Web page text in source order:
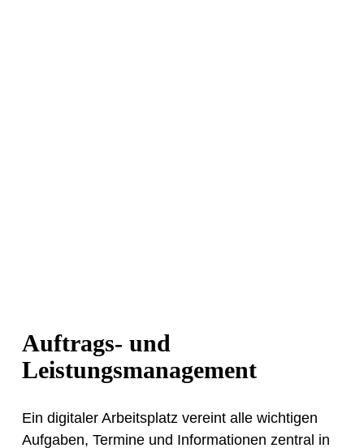
Auftrags- und
Leistungsmanagement
Ein digitaler Arbeitsplatz vereint alle wichtigen
Aufgaben, Termine und Informationen zentral in